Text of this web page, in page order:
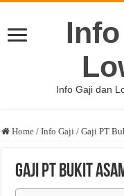
Info Gaji dan
Home / Info Gaji / Gaji PT
Gaji PT Bukit